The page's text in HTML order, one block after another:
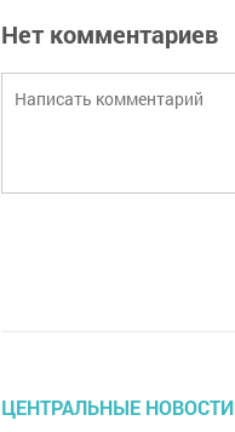
Нет комментариев
ЦЕНТРАЛЬНЫЕ НОВОСТИ